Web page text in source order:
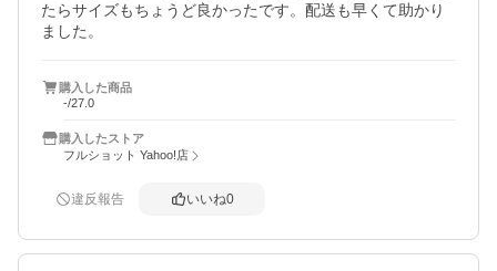
たらサイズもちょうど良かったです。配送も早くて助かり
ました。
購入した商品
-/27.0
購入したストア
フルショット Yahoo!店
違反報告 いいね0